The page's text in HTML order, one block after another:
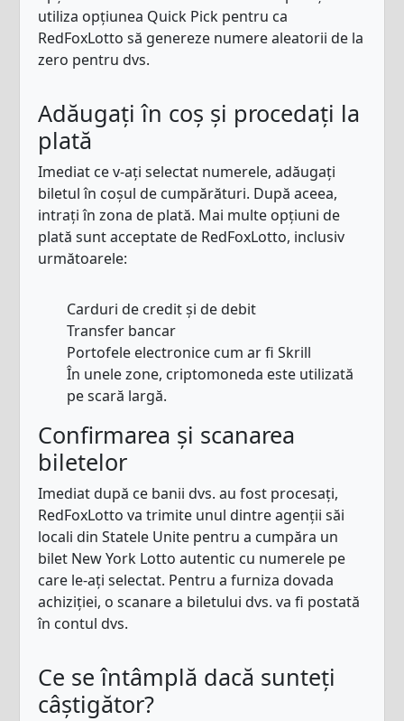
utiliza opțiunea Quick Pick pentru ca
RedFoxLotto să genereze numere aleatorii de la
zero pentru dvs.
Adăugați în coș și procedați la
plată
Imediat ce v-ați selectat numerele, adăugați
biletul în coșul de cumpărături. După aceea,
intrați în zona de plată. Mai multe opțiuni de
plată sunt acceptate de RedFoxLotto, inclusiv
următoarele:
Carduri de credit și de debit
Transfer bancar
Portofele electronice cum ar fi Skrill
În unele zone, criptomoneda este utilizată
pe scară largă.
Confirmarea și scanarea
biletelor
Imediat după ce banii dvs. au fost procesați,
RedFoxLotto va trimite unul dintre agenții săi
locali din Statele Unite pentru a cumpăra un
bilet New York Lotto autentic cu numerele pe
care le-ați selectat. Pentru a furniza dovada
achiziției, o scanare a biletului dvs. va fi postată
în contul dvs.
Ce se întâmplă dacă sunteți
câștigător?